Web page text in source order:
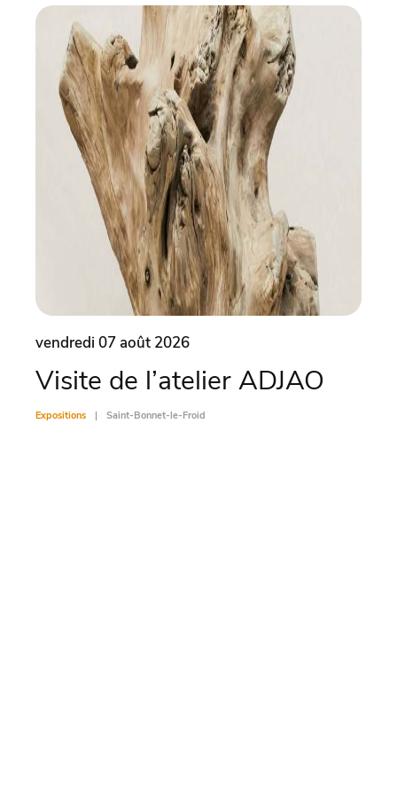
vendredi 07 août 2026
Visite de l’atelier ADJAO
Expositions Saint-Bonnet-le-Froid